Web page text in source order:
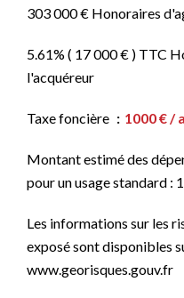
303 000 € Honoraires
5.61% ( 17 000 € ) TTC
l'acquéreur
Taxe foncière 1000 € /
Montant estimé des
pour un usage standard :
Les informations sur les
exposé sont disponibles
www.georisques.gouv.fr